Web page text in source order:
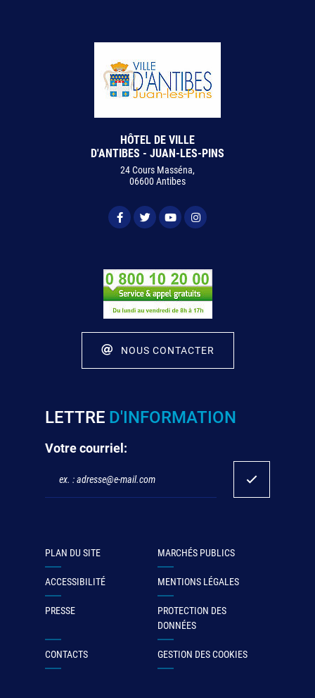
HÔTEL DE VILLE
D'ANTIBES - JUAN-LES-PINS
24 Cours Masséna,
06600 Antibes
NOUS CONTACTER
LETTRE D'INFORMATION
Votre courriel:
PLAN DU SITE MARCHÉS PUBLICS
ACCESSIBILITÉ MENTIONS LÉGALES
PRESSE
PROTECTION DES
DONNÉES
CONTACTS GESTION DES COOKIES